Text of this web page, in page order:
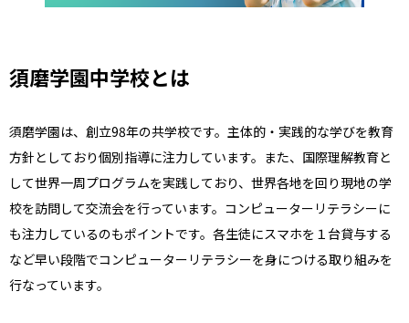
須磨学園中学校とは
須磨学園は、創立98年の共学校です。主体的・実践的な学びを教育
方針としており個別指導に注力しています。また、国際理解教育と
して世界一周プログラムを実践しており、世界各地を回り現地の学
校を訪問して交流会を行っています。コンピューターリテラシーに
も注力しているのもポイントです。各生徒にスマホを１台貸与する
など早い段階でコンピューターリテラシーを身につける取り組みを
行なっています。